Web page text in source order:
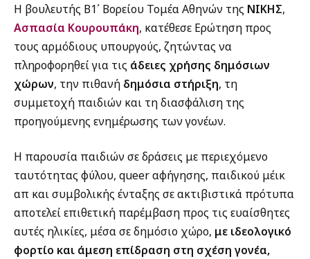
Η βουλευτής Β1΄ Βορείου Τομέα Αθηνών της ΝΙΚΗΣ,
Ασπασία Κουρουπάκη, κατέθεσε Ερώτηση προς
τους αρμόδιους υπουργούς, ζητώντας να
πληροφορηθεί για τις άδειες χρήσης δημόσιων
χώρων, την πιθανή δημόσια στήριξη, τη
συμμετοχή παιδιών και τη διασφάλιση της
προηγούμενης ενημέρωσης των γονέων.
Η παρουσία παιδιών σε δράσεις με περιεχόμενο
ταυτότητας φύλου, queer αφήγησης, παιδικού μέικ
απ και συμβολικής ένταξης σε ακτιβιστικά πρότυπα
αποτελεί επιθετική παρέμβαση προς τις ευαίσθητες
αυτές ηλικίες, μέσα σε δημόσιο χώρο, με ιδεολογικό
φορτίο και άμεση επίδραση στη σχέση γονέα,